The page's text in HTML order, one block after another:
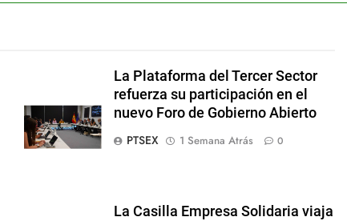
La Plataforma del Tercer Sector
refuerza su participación en el
nuevo Foro de Gobierno Abierto
PTSEX
1 Semana Atrás 0
La Casilla Empresa Solidaria viaja